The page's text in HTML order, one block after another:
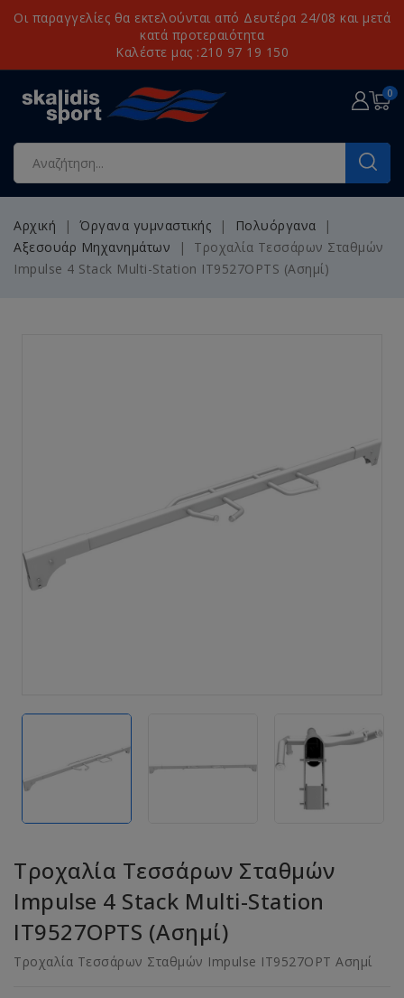
Οι παραγγελίες θα εκτελούνται από Δευτέρα 24/08 και μετά
κατά προτεραιότητα
Καλέστε μας :210 97 19 150
0
Αρχική Όργανα γυμναστικής
Πολυόργανα
Αξεσουάρ Μηχανημάτων
Τροχαλία Τεσσάρων Σταθμών
Impulse 4 Stack Multi-Station IT9527OPTS (Ασημί)
Τροχαλία Τεσσάρων Σταθμών
Impulse 4 Stack Multi-Station
IT9527OPTS (Ασημί)
Τροχαλία Τεσσάρων Σταθμών Impulse IT9527OPT Ασημί